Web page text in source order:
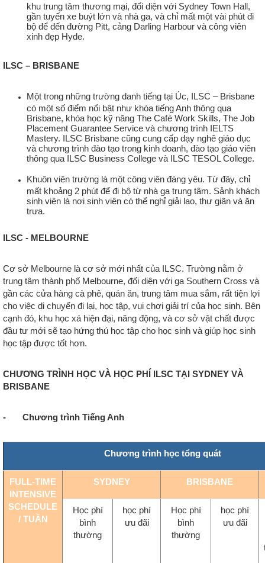
khu trung tâm thương mại, đối diện với Sydney Town Hall,
gần tuyến xe buýt lớn và nhà ga, và chỉ mất một vài phút đi
bộ để đến đường Pitt, cảng Darling Harbour và công viên
xinh đẹp Hyde.
ILSC – BRISBANE
Một trong những trường danh tiếng tại Úc, ILSC – Brisbane
có một số điểm nổi bật như khóa tiếng Anh thông qua
Brisbane, khóa học kỹ năng The Café Work Skills, The Job
Placement Guarantee Service và chương trình IELTS
Mastery. ILSC Brisbane cũng cung cấp dạy nghê giáo dục
và chương trình đào tạo trong kinh doanh, đào tạo giáo viên
thông qua ILSC Business College và ILSC TESOL College.
Khuôn viên trường là một công viên đáng yêu. Từ đây, chỉ
mất khoảng 2 phút để đi bộ từ nhà ga trung tâm. Sảnh khách
sinh viên là nơi sinh viên có thể nghỉ giải lao, thư giãn và ăn
trưa.
ILSC - MELBOURNE
Cơ sở Melbourne là cơ sở mới nhất của ILSC. Trường nằm ở
trung tâm thành phố Melbourne, đối diện với ga Southern Cross và
gần các cửa hàng cà phê, quán ăn, trung tâm mua sắm, rất tiện lợi
cho việc di chuyển đi lại, học tập, vui chơi giải trí của học sinh. Bên
cạnh đó, khu học xá hiện đại, năng động, và cơ sở vật chất được
đầu tư mới sẽ tạo hứng thú học tập cho học sinh và giúp học sinh
học tập được tốt hơn.
CHƯƠNG TRÌNH HỌC VÀ HỌC PHÍ ILSC TẠI SYDNEY VÀ
BRISBANE
- Chương trình Tiếng Anh
Chương trình học tổng quát
FULL-TIME
INTENSIVE
SCHEDULE
/ TUẦN
SYDNEY BRISBANE
Học phí
bình
thường
học phí
ưu đãi
Học phí
bình
thường
học phí
ưu đãi